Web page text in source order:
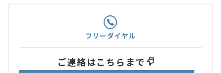
フリーダイヤル
ご連絡はこちらまで